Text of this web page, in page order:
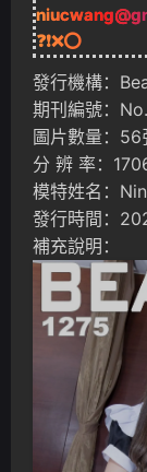
❓❗❌⭕
發行機構：
期刊編號：
圖片數量：56
分 辨 率：
模特姓名：
發行時間：
補充說明：